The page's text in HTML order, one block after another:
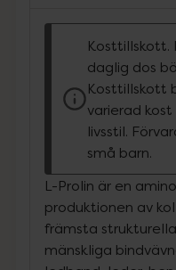
Kosttillskott.
daglig dos
Kosttillskott
varierad
livsstil.
små barn.
L-Prolin är en
produktionen av
främsta
mänskliga